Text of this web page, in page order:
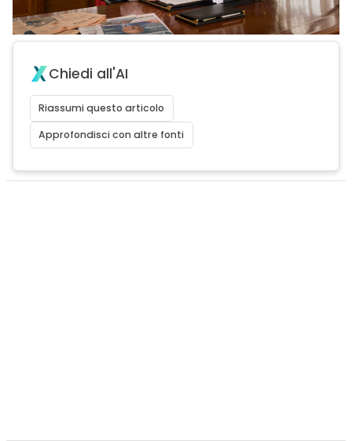
Chiedi all'AI
Riassumi questo articolo
Approfondisci con altre fonti